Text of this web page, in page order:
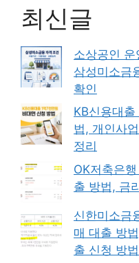
최신글
소상공인
삼성미소금
확인
KB신용대
법, 개인사
정리
OK저축은
출 방법, 금
신한미소금
매 대출 방
출 신청 방법